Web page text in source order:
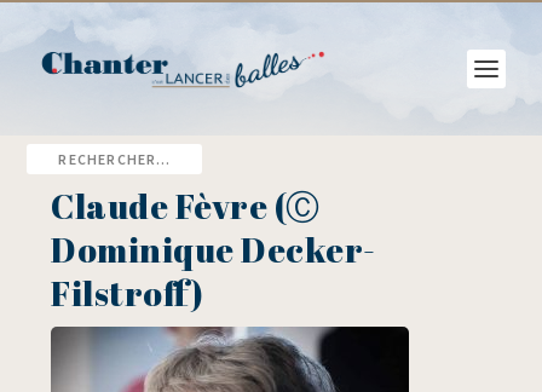
Claude Fèvre (Ⓒ
Dominique Decker-
Filstroff)